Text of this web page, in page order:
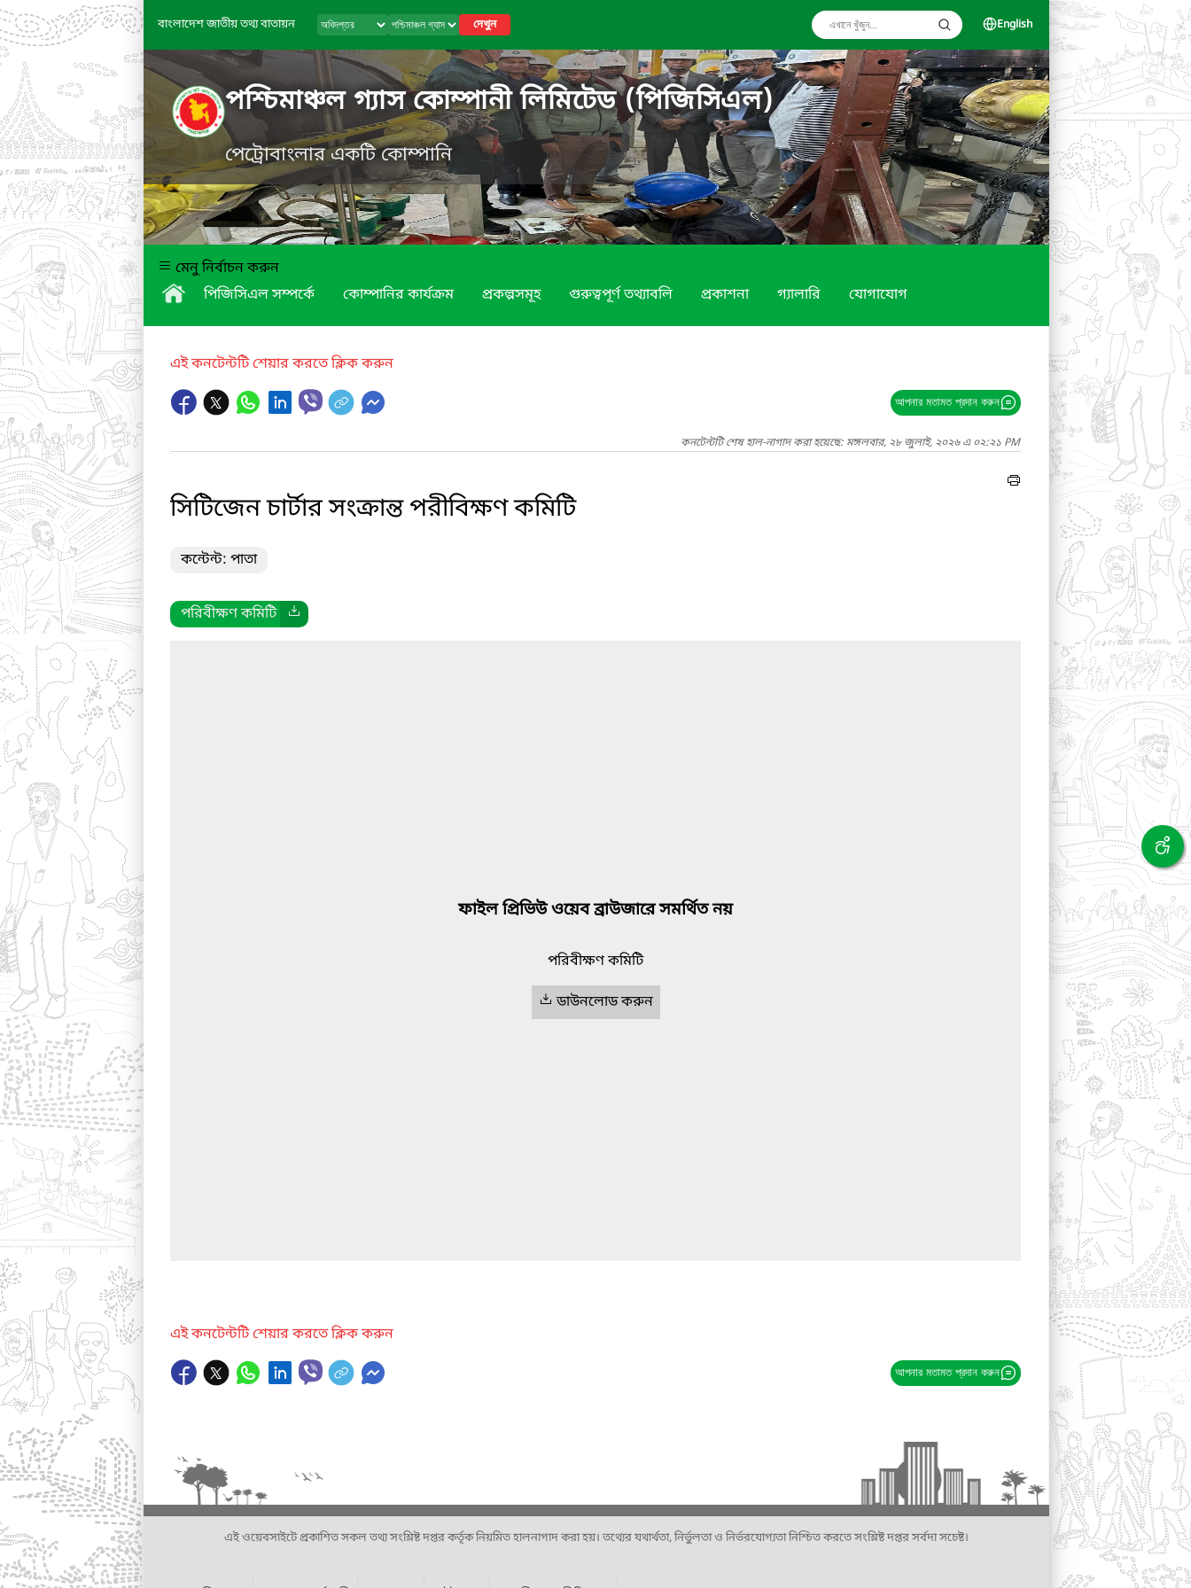
বাংলাদেশ জাতীয় তথ্য বাতায়ন দেখুন English
পশ্চিমাঞ্চল গ্যাস কোম্পানী লিমিটেড (পিজিসিএল)
পেট্রোবাংলার একটি কোম্পানি
মেনু নির্বাচন করুন
পিজিসিএল সম্পর্কে
কোম্পানির কার্যক্রম প্রকল্পসমূহ গুরুত্বপূর্ণ তথ্যাবলি প্রকাশনা গ্যালারি যোগাযোগ
এই কনটেন্টটি শেয়ার করতে ক্লিক করুন
আপনার মতামত প্রদান করুন
কনটেন্টটি শেষ হাল-নাগাদ করা হয়েছে: মঙ্গলবার, ২৮ জুলাই, ২০২৬ এ ০২:২১ PM
সিটিজেন চার্টার সংক্রান্ত পরীবিক্ষণ কমিটি
কন্টেন্ট: পাতা
পরিবীক্ষণ কমিটি
ফাইল প্রিভিউ ওয়েব ব্রাউজারে সমর্থিত নয়
পরিবীক্ষণ কমিটি
ডাউনলোড করুন
এই কনটেন্টটি শেয়ার করতে ক্লিক করুন
আপনার মতামত প্রদান করুন
এই ওয়েবসাইটে প্রকাশিত সকল তথ্য সংশ্লিষ্ট দপ্তর কর্তৃক নিয়মিত হালনাগাদ করা হয়। তথ্যের যথার্থতা, নির্ভুলতা ও নির্ভরযোগ্যতা নিশ্চিত করতে সংশ্লিষ্ট দপ্তর সর্বদা সচেষ্ট।